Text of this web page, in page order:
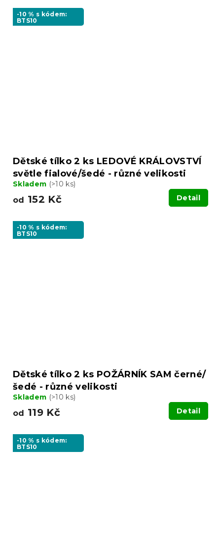
-10 % s kódem:
BTS10
Dětské tílko 2 ks LEDOVÉ KRÁLOVSTVÍ
světle fialové/šedé - různé velikosti
Skladem (>10 ks)
od 152 Kč Detail
-10 % s kódem:
BTS10
Dětské tílko 2 ks POŽÁRNÍK SAM černé/
šedé - různé velikosti
Skladem (>10 ks)
od 119 Kč Detail
-10 % s kódem:
BTS10